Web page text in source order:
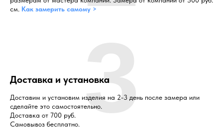
см. Как замерить самому >
Доставка и установка
Доставим и установим изделия на 2-3 день после замера или
сделайте это самостоятельно.
Доставка от 700 руб.
Самовывоз бесплатно. 3